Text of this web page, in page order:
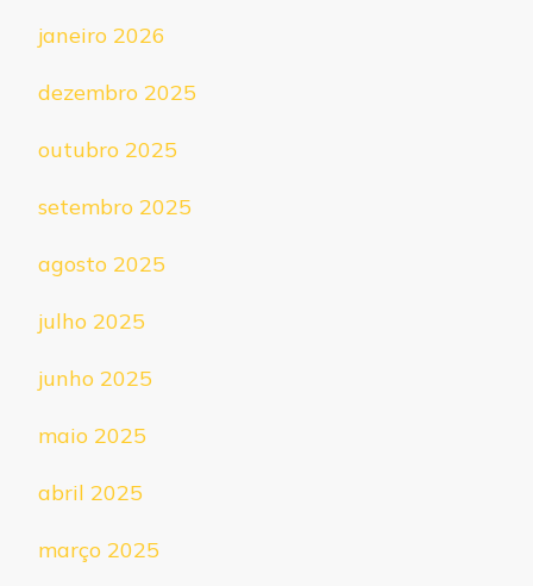
janeiro 2026
dezembro 2025
outubro 2025
setembro 2025
agosto 2025
julho 2025
junho 2025
maio 2025
abril 2025
março 2025